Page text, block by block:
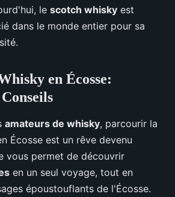
le scotch whisky est
dans le monde entier pour sa
en Écosse:
amateurs de whisky, parcourir la
Écosse est un rêve devenu
vous permet de découvrir
en un seul voyage, tout en
époustouflants de l'Écosse.